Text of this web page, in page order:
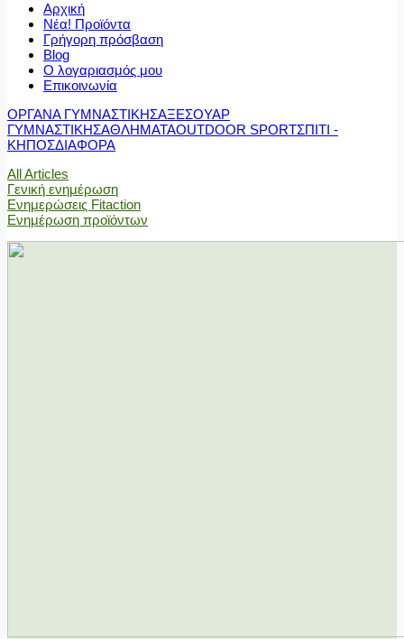
Αρχική
Νέα! Προϊόντα
Γρήγορη πρόσβαση
Blog
Ο λογαριασμός μου
Επικοινωνία
ΟΡΓΑΝΑ ΓΥΜΝΑΣΤΙΚΗΣΑΞΕΣΟΥΑΡ
ΓΥΜΝΑΣΤΙΚΗΣΑΘΛΗΜΑΤΑOUTDOOR SPORTΣΠΙΤΙ -
ΚΗΠΟΣΔΙΑΦΟΡΑ
All Articles
Γενική ενημέρωση
Ενημερώσεις Fitaction
Ενημέρωση προϊόντων